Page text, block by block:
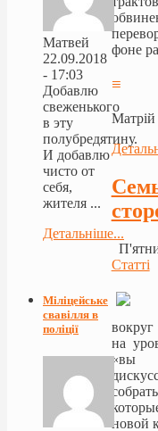
фоне
≡
Матрій
Статті
на
«вы
новой
Матвей
22.09.2018
- 17:03
Добавлю
свеженького
в эту
полубредятину.
И добавлю
чисто от
себя,
жителя ...
Детальніше...
Міліцейське
свавілля в
поліції